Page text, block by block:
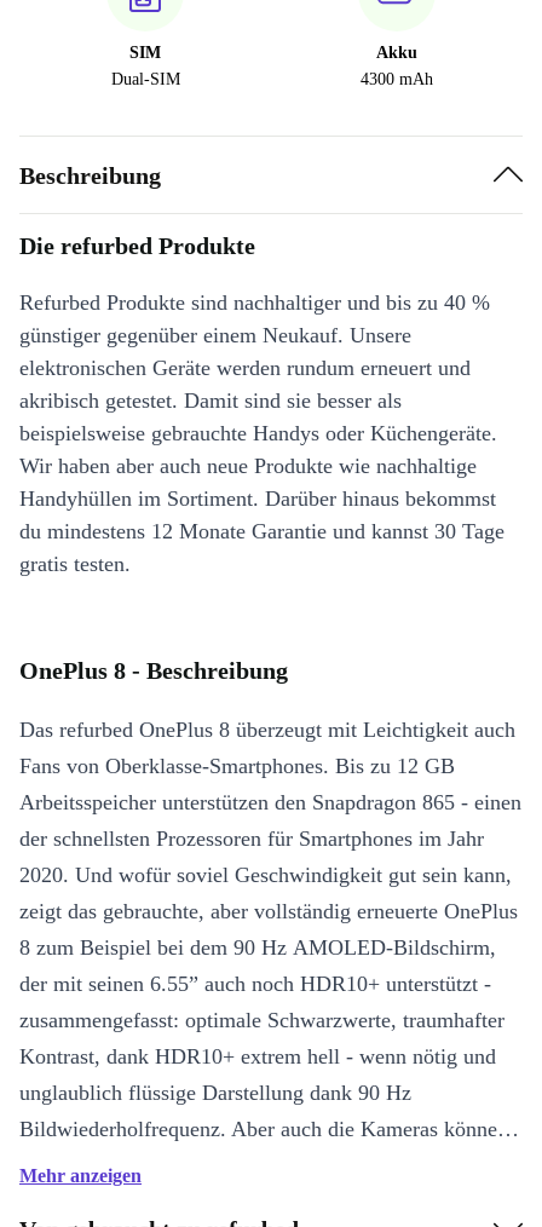
SIM
Dual-SIM
Akku
4300 mAh
Beschreibung
Die refurbed Produkte
Refurbed Produkte sind nachhaltiger und bis zu 40 %
günstiger gegenüber einem Neukauf. Unsere
elektronischen Geräte werden rundum erneuert und
akribisch getestet. Damit sind sie besser als
beispielsweise gebrauchte Handys oder Küchengeräte.
Wir haben aber auch neue Produkte wie nachhaltige
Handyhüllen im Sortiment. Darüber hinaus bekommst
du mindestens 12 Monate Garantie und kannst 30 Tage
gratis testen.
OnePlus 8 - Beschreibung
Das refurbed OnePlus 8 überzeugt mit Leichtigkeit auch
Fans von Oberklasse-Smartphones. Bis zu 12 GB
Arbeitsspeicher unterstützen den Snapdragon 865 - einen
der schnellsten Prozessoren für Smartphones im Jahr
2020. Und wofür soviel Geschwindigkeit gut sein kann,
zeigt das gebrauchte, aber vollständig erneuerte OnePlus
8 zum Beispiel bei dem 90 Hz AMOLED-Bildschirm,
der mit seinen 6.55” auch noch HDR10+ unterstützt -
zusammengefasst: optimale Schwarzwerte, traumhafter
Kontrast, dank HDR10+ extrem hell - wenn nötig und
unglaublich flüssige Darstellung dank 90 Hz
Bildwiederholfrequenz. Aber auch die Kameras können
sich sehen lassen, oder besser gesagt, mit Ihnen kann
Mehr anzeigen